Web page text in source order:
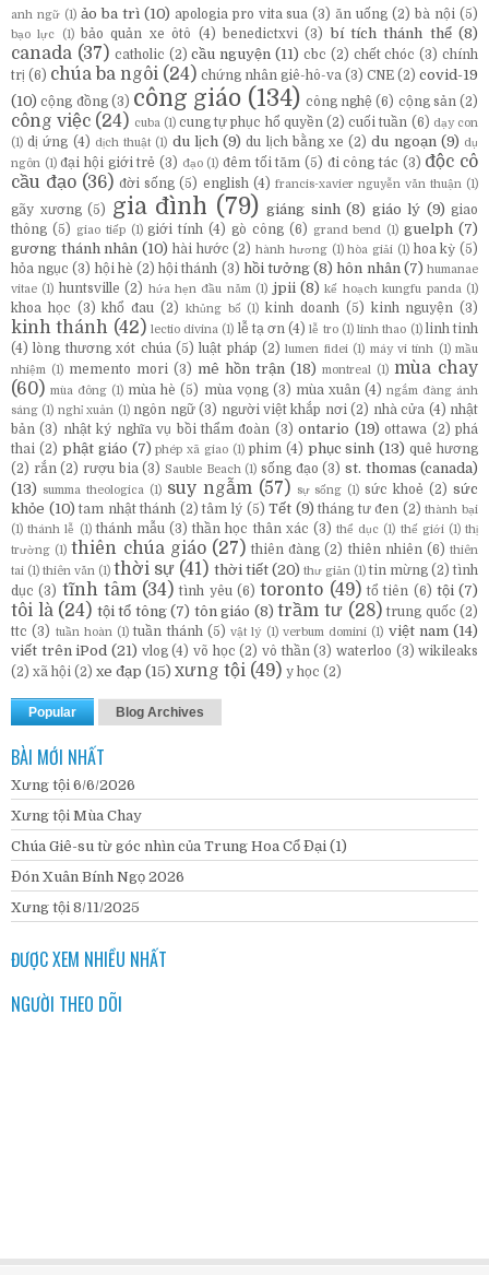
anh ngữ (1) ảo ba trì (10) apologia pro vita sua (3) ăn uống (2) bà nội (5)
bạo lực (1) bảo quản xe ôtô (4) benedictxvi (3) bí tích thánh thể (8)
canada (37) catholic (2) cầu nguyện (11) cbc (2) chết chóc (3) chính
trị (6) chúa ba ngôi (24) chứng nhân giê-hô-va (3) CNE (2) covid-19
(10) cộng đồng (3) công giáo (134) công nghệ (6) cộng sản (2)
công việc (24) cuba (1) cung tự phục hổ quyền (2) cuối tuần (6) dạy con
(1) dị ứng (4) dịch thuật (1) du lịch (9) du lịch bằng xe (2) du ngoạn (9) dụ
ngôn (1) đại hội giới trẻ (3) đạo (1) đêm tối tăm (5) đi công tác (3) độc cô
cầu đạo (36) đời sống (5) english (4) francis-xavier nguyễn văn thuận (1)
gãy xương (5) gia đình (79) giáng sinh (8) giáo lý (9) giao
thông (5) giao tiếp (1) giới tính (4) gò công (6) grand bend (1) guelph (7)
gương thánh nhân (10) hài hước (2) hành hương (1) hòa giải (1) hoa kỳ (5)
hỏa ngục (3) hội hè (2) hội thánh (3) hồi tưởng (8) hôn nhân (7) humanae
vitae (1) huntsville (2) hứa hẹn đầu năm (1) jpii (8) kế hoạch kungfu panda (1)
khoa học (3) khổ đau (2) khủng bố (1) kinh doanh (5) kinh nguyện (3)
kinh thánh (42) lectio divina (1) lễ tạ ơn (4) lễ tro (1) linh thao (1) linh tinh
(4) lòng thương xót chúa (5) luật pháp (2) lumen fidei (1) máy vi tính (1) mầu
nhiệm
(1) memento mori (3) mê hồn trận (18) montreal (1) mùa chay
(60) mùa đông (1) mùa hè (5) mùa vọng (3) mùa xuân (4) ngắm đàng ánh
sáng (1) nghỉ xuân (1) ngôn ngữ (3) người việt khắp nơi (2) nhà cửa (4) nhật
bản (3) nhật ký nghĩa vụ bồi thẩm đoàn (3) ontario (19) ottawa (2) phá
thai (2) phật giáo (7) phép xã giao (1) phim (4) phục sinh (13) quê hương
(2) rắn (2) rượu bia (3) Sauble Beach (1) sống đạo (3) st. thomas (canada)
(13)
summa theologica (1) suy ngẫm (57) sự sống (1) sức khoẻ (2) sức
khỏe (10) tam nhật thánh (2) tâm lý (5) Tết (9) tháng tư đen (2) thành bại
(1) thánh lễ (1) thánh mẫu (3) thần học thân xác (3) thể dục (1) thế giới (1) thị
trường (1) thiên chúa giáo (27) thiên đàng (2) thiên nhiên (6) thiên
tai (1) thiên văn (1) thời sự (41) thời tiết (20) thư giản (1) tin mừng (2) tình
dục (3) tĩnh tâm (34) tình yêu (6) toronto (49) tổ tiên (6) tội (7)
tôi là (24) tội tổ tông (7) tôn giáo (8) trầm tư (28) trung quốc (2)
ttc (3) tuần hoàn (1) tuần thánh (5) vật lý (1) verbum domini (1) việt nam (14)
viết trên iPod (21) vlog (4) võ học (2) vô thần (3) waterloo (3) wikileaks
(2) xã hội (2) xe đạp (15) xưng tội (49) y học (2)
Popular Blog Archives
BÀI MỚI NHẤT
Xưng tội 6/6/2026
Xưng tội Mùa Chay
Chúa Giê-su từ góc nhìn của Trung Hoa Cổ Đại (1)
Đón Xuân Bính Ngọ 2026
Xưng tội 8/11/2025
ĐƯỢC XEM NHIỀU NHẤT
NGƯỜI THEO DÕI